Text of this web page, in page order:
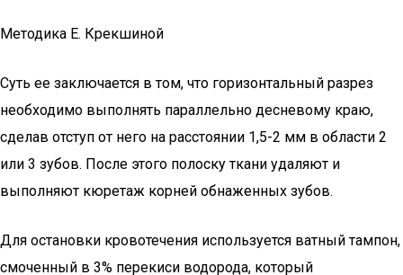
Методика Е. Крекшиной
Суть ее заключается в том, что горизонтальный разрез
необходимо выполнять параллельно десневому краю,
сделав отступ от него на расстоянии 1,5-2 мм в области 2
или 3 зубов. После этого полоску ткани удаляют и
выполняют кюретаж корней обнаженных зубов.
Для остановки кровотечения используется ватный тампон,
смоченный в 3% перекиси водорода, который